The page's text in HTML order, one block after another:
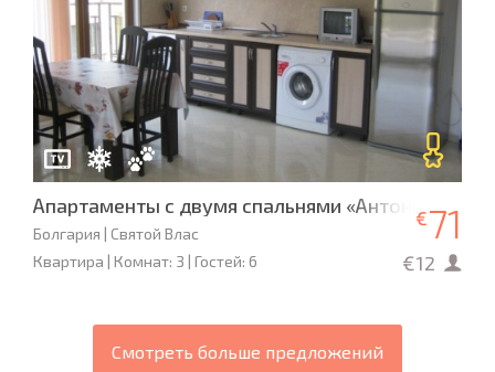
Апартаменты с двумя спальнями «Антония» L- 70
Болгария | Святой Влас
Квартира | Комнат: 3 | Гостей: 6
€71
€12
Смотреть больше предложений